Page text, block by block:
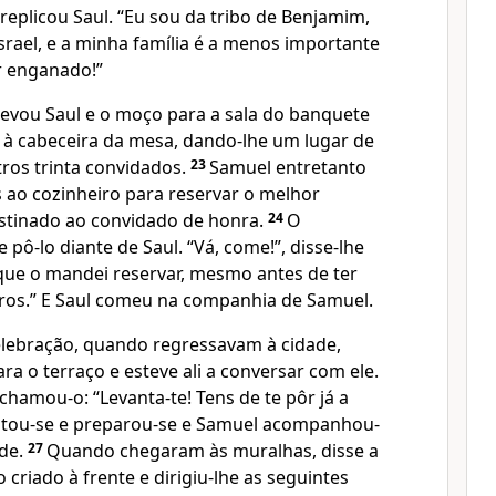
Saul. “Eu sou da tribo de Benjamim,
e a minha família é a menos importante
Saul e o moço para a sala do banquete
cabeceira da mesa, dando-lhe um lugar de
trinta convidados. 23Samuel entretanto
cozinheiro para reservar o melhor
ao convidado de honra. 24 O
lo diante de Saul. “Vá, come!”, disse-lhe
o mandei reservar, mesmo antes de ter
E Saul comeu na companhia de Samuel.
quando regressavam à cidade,
o terraço e esteve ali a conversar com ele.
o: “Levanta-te! Tens de te pôr já a
se e preparou-se e Samuel acompanhou-
27 Quando chegaram às muralhas, disse a
criado à frente e dirigiu-lhe as seguintes